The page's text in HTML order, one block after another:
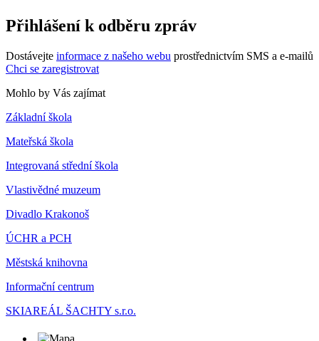
Přihlášení k odběru zpráv
Dostávejte informace z našeho webu prostřednictvím SMS a e-mailů
Chci se zaregistrovat
Mohlo by Vás zajímat
Základní škola
Mateřská škola
Integrovaná střední škola
Vlastivědné muzeum
Divadlo Krakonoš
ÚCHR a PCH
Městská knihovna
Informační centrum
SKIAREÁL ŠACHTY s.r.o.